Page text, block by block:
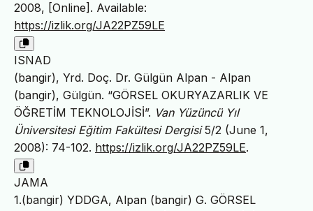
2008, [Online]. Available:
https://izlik.org/JA22PZ59LE
ISNAD
(bangir), Yrd. Doç. Dr. Gülgün Alpan - Alpan
(bangir), Gülgün. “GÖRSEL OKURYAZARLIK VE
ÖĞRETİM TEKNOLOJİSİ”. Van Yüzüncü Yıl
Üniversitesi Eğitim Fakültesi Dergisi5/2 (June 1,
2008): 74-102. https://izlik.org/JA22PZ59LE.
JAMA
1.(bangir) YDDGA, Alpan (bangir) G. GÖRSEL